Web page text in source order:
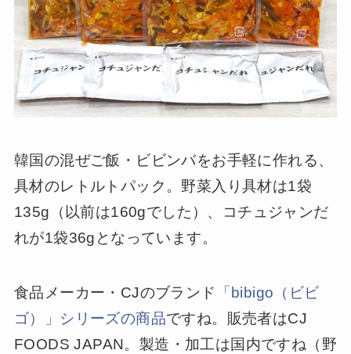
韓国の混ぜご飯・ビビンバをお手軽に作れる、
具材のレトルトパック。野菜入り具材は1袋
135g（以前は160gでした）、コチュジャンだ
れが1袋36gとなっています。
食品メーカー・CJのブランド
「bibigo（ビビ
ゴ）」シリーズの商品ですね。販売者はCJ
FOODS JAPAN。製造・加工は国内ですね（野